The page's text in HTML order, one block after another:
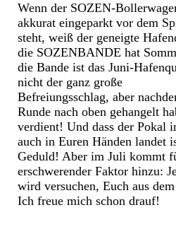
Wenn der SOZEN-
akkurat eingeparkt vor dem
steht, weiß der geneigte
die SOZENBANDE hat
die Bande ist das Juni-
nicht der ganz große
Befreiungsschlag, aber
Runde nach oben gehangelt
verdient! Und dass der Pokal
auch in Euren Händen landet
Geduld! Aber im Juli kommt
erschwerender Faktor hinzu:
wird versuchen, Euch aus
Ich freue mich schon drauf!